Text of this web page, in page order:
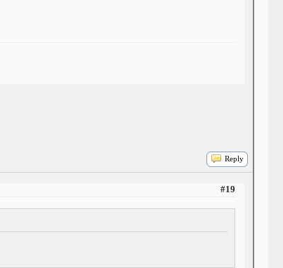
Reply
#19